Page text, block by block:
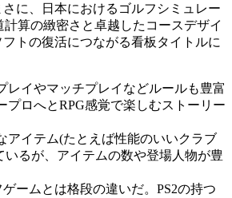
に、日本におけるゴルフシミュレー
算の緻密さと卓越したコースデザイ
トの復活につながる看板タイトルに
イやマッチプレイなどルールも豊富
ロへとRPG感覚で楽しむストーリー
イテム(たとえば性能のいいクラブ
るが、アイテムの数や登場人物が豊
ームとは格段の違いだ。PS2の持つ